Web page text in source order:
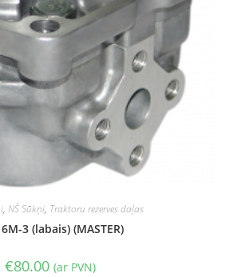
, NŠ Sūkņi, Traktoru rezerves daļas
3 (labais) (MASTER)
€80.00 (ar PVN)